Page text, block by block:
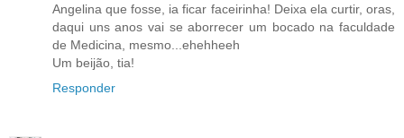
Angelina que fosse, ia ficar faceirinha! Deixa ela curtir, oras,
daqui uns anos vai se aborrecer um bocado na faculdade
de Medicina, mesmo...ehehheeh
Um beijão, tia!
Responder